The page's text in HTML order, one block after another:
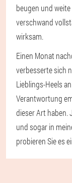
beugen und
verschwand
wirksam.
Einen Monat
verbesserte sich
Lieblings-Heels
Verantwortung
dieser Art haben.
und sogar in
probieren Sie es